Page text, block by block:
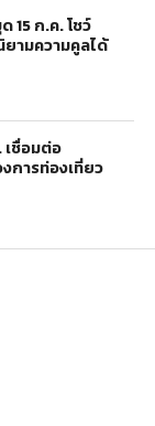
15 ก.ค. โชว์
ามความคูลได้
ชื่อมต่อ
การท่องเที่ยว